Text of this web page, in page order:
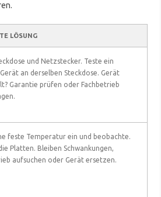
LÖSUNG
und Netzstecker. Teste ein
an derselben Steckdose. Gerät
Garantie prüfen oder Fachbetrieb
feste Temperatur ein und beobachte.
Platten. Bleiben Schwankungen,
aufsuchen oder Gerät ersetzen.